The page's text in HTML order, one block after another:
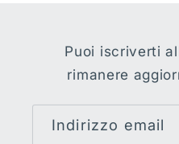
Puoi iscriverti
rimanere
Indirizzo email